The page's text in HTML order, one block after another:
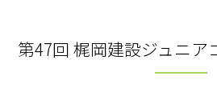
第47回 梶岡建設ジュニア